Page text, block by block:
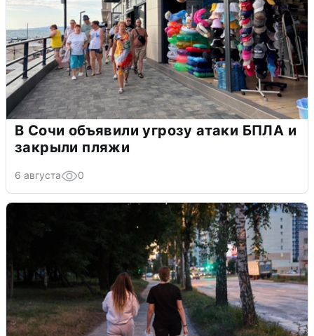
В Сочи объявили угрозу атаки БПЛА и
закрыли пляжи
6 августа 0